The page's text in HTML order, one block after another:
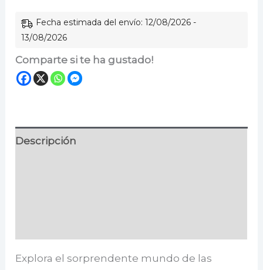
Fecha estimada del envío: 12/08/2026 -
13/08/2026
Comparte si te ha gustado!
Descripción
Explora el sorprendente mundo de las